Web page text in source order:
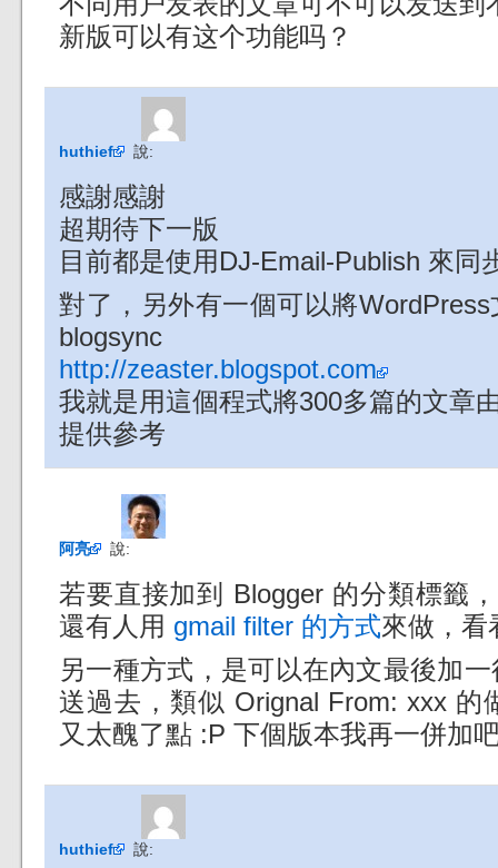
新版可以有这个功能吗？
huthief 說:
感謝感謝
超期待下一版
目前都是使用DJ-Email-Publish 來同
對了，另外有一個可以將
blogsync
http://zeaster.blogspot.com
我就是用這個程式將300多篇的文章
提供參考
阿亮 說:
若要直接加到 Blogger 的分類標籤
還有人用 gmail filter 的方式來做，
另一種方式，是可以在內文最後加
送過去，類似 Orignal From: xxx
又太醜了點 :P 下個版本我再一併加
huthief 說: